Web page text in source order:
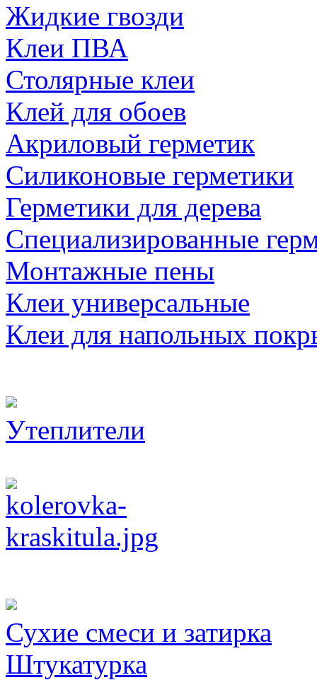
Жидкие гвозди
Клеи ПВА
Столярные клеи
Клей для обоев
Акриловый герметик
Силиконовые герметики
Герметики для дерева
Специализированные
Монтажные пены
Клеи универсальные
Клеи для напольных
Утеплители
Сухие смеси и затирка
Штукатурка